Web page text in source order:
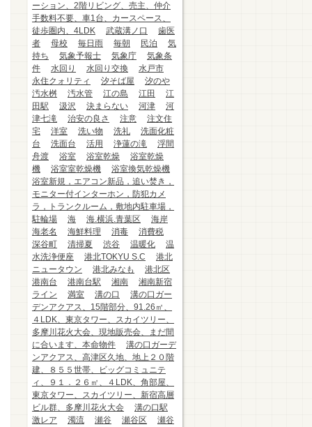
ーション、2階リビング、売主、仲介
手数料不要、車1台、カースペース、
徒歩圏内、4LDK
武蔵溝ノ口
歯医
者
母校 毎日雨 毎朝 民泊
気
持ち
気象予報士 気象庁
気象条
件
水回り 水回り交換
水戸市
永住クォリティ
汐そば屋
汐のや
汚水桝
汚水管 江の島 江田
江
田駅
汲沢 決まらない 河津
河
津七滝
治安の良さ 注意
注文住
宅
洋室 洗い物 洗礼
洗面化粧
台
洗面台 活用 浄蓮の滝
浮間
舟渡
浴室 浴室乾燥
浴室乾燥
機
浴室室乾燥機
浴室換気乾燥機
浴室新規，エアコン新品，追い焚き，
モニター付インターホン，防犯カメ
ラ，トランクルーム，敷地内駐車場，
駐輪場
海 海.横浜.青葉区
海岸
海老名
海鮮料理 消毒
消費税
深谷町
清掃夏 渋谷 温暖化
温
水洗浄便座
港北TOKYU S.C
港北
ニュータウン
港北みなも
港北区
港南台
港南台駅 湘南
湘南新宿
ライン
満室 溝の口
溝の口ガー
デンアクアス、15階部分、91.26㎡、
４LDK、東京タワー、スカイツリー、
多摩川花火大会、現地販売会、まだ間
に合います、本命物件
溝の口ガーデ
ンアクアス、高津区久地、地上２０階
建、８５５世帯、ビッグコミュニテ
ィ、９１．２６㎡、４LDK、角部屋、
東京タワー、スカイツリー、新宿高層
ビル群、多摩川花火大会
溝の口駅
激レア
濁流 瀬谷 瀬谷区
瀬谷